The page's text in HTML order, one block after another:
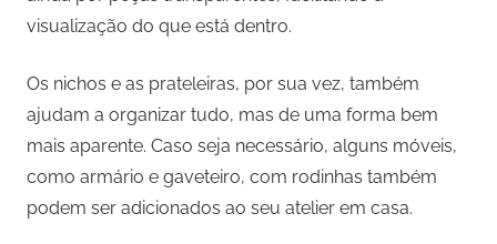
visualização do que está dentro.
Os nichos e as prateleiras, por sua vez, também
ajudam a organizar tudo, mas de uma forma bem
mais aparente. Caso seja necessário, alguns móveis,
como armário e gaveteiro, com rodinhas também
podem ser adicionados ao seu atelier em casa.